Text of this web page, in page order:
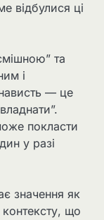
відбулися ці
та
і
— це
покласти
у разі
значення як
контексту, що